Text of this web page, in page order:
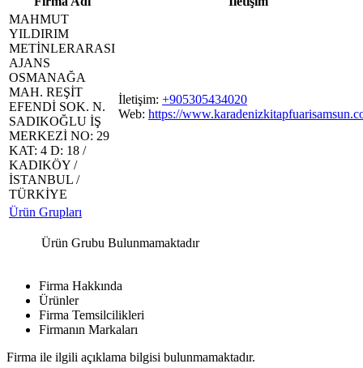
MAHMUT
YILDIRIM
METİNLERARASI
AJANS
OSMANAĞA
MAH. REŞİT
EFENDİ SOK. N.
SADIKOĞLU İŞ
MERKEZİ NO: 29
KAT: 4 D: 18 /
KADIKÖY /
İSTANBUL /
TÜRKİYE
İletişim: +905305434020
Web: https://
Ürün Grupları
Ürün Grubu Bulunmamaktadır
Firma Hakkında
Ürünler
Firma Temsilcilikleri
Firmanın Markaları
Firma ile ilgili açıklama bilgisi bulunmamaktadır.